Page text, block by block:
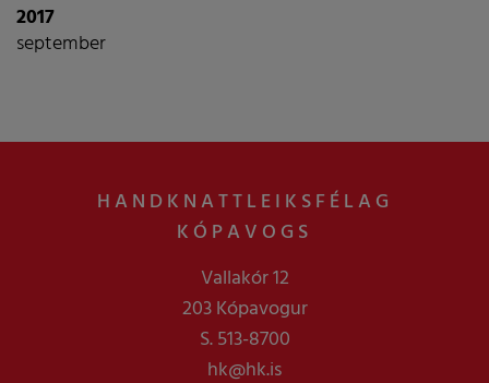
2017
september
HANDKNATTLEIKSFÉLAG
KÓPAVOGS
Vallakór 12
203 Kópavogur
S. 513-8700
hk@hk.is